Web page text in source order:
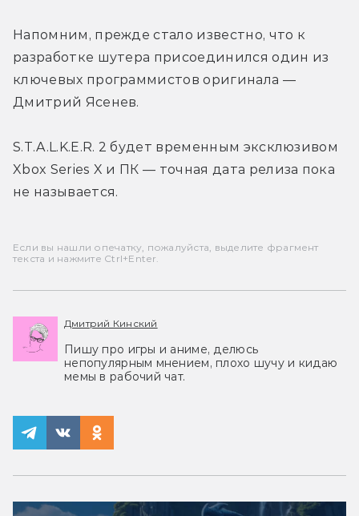
Напомним, прежде стало известно, что к
разработке шутера присоединился один из
ключевых программистов оригинала —
Дмитрий Ясенев.
S.T.A.L.K.E.R. 2 будет временным эксклюзивом
Xbox Series X и ПК — точная дата релиза пока
не называется.
Если вы нашли опечатку, пожалуйста, выделите фрагмент
текста и нажмите Ctrl+Enter.
Дмитрий Кинский
Пишу про игры и аниме, делюсь
непопулярным мнением, плохо шучу и кидаю
мемы в рабочий чат.